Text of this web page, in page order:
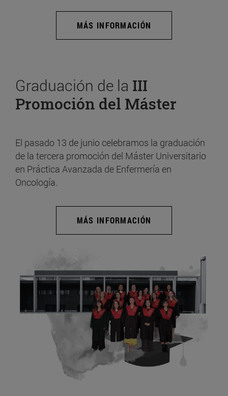
MÁS INFORMACIÓN
Graduación de la III
Promoción del Máster
El pasado 13 de junio celebramos la graduación
de la tercera promoción del Máster Universitario
en Práctica Avanzada de Enfermería en
Oncología.
MÁS INFORMACIÓN